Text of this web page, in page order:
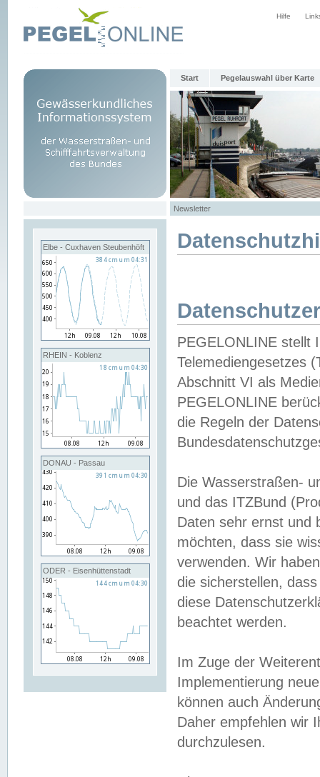
Hilfe
Start Pegelauswahl über Karte
Newsletter
Elbe - Cuxhaven Steubenhöft
RHEIN - Koblenz
DONAU - Passau
ODER - Eisenhüttenstadt
PEGELONLINE stellt
Telemediengesetzes
Abschnitt VI als
PEGELONLINE
die Regeln der
Die Wasserstraßen-
und das ITZBund
Daten sehr ernst und
möchten, dass sie
verwenden. Wir
die sicherstellen,
diese
beachtet werden.
Im Zuge der
Implementierung
können auch
Daher empfehlen wir
durchzulesen.